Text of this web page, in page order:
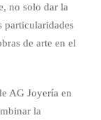
no solo dar la
particularidades
de arte en el
AG Joyería en
la